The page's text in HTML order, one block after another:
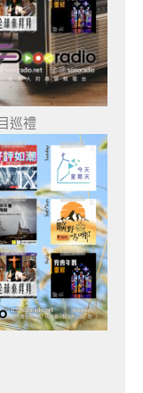
巡禮